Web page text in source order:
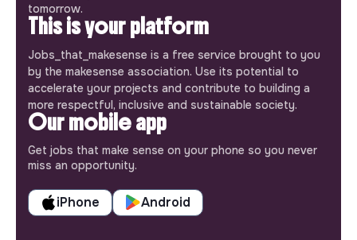
tomorrow.
This is your platform
Jobs_that_makesense is a free service brought to you
by the makesense association. Use its potential to
accelerate your projects and contribute to building a
more respectful, inclusive and sustainable society.
Our mobile app
Get jobs that make sense on your phone so you never
miss an opportunity.
iPhone Android